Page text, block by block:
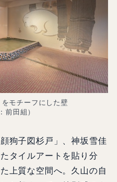
モチーフにした壁
前田組）
狗子図杉戸」、神坂雪佳
タイルアートを貼り分
上質な空間へ。久山の自